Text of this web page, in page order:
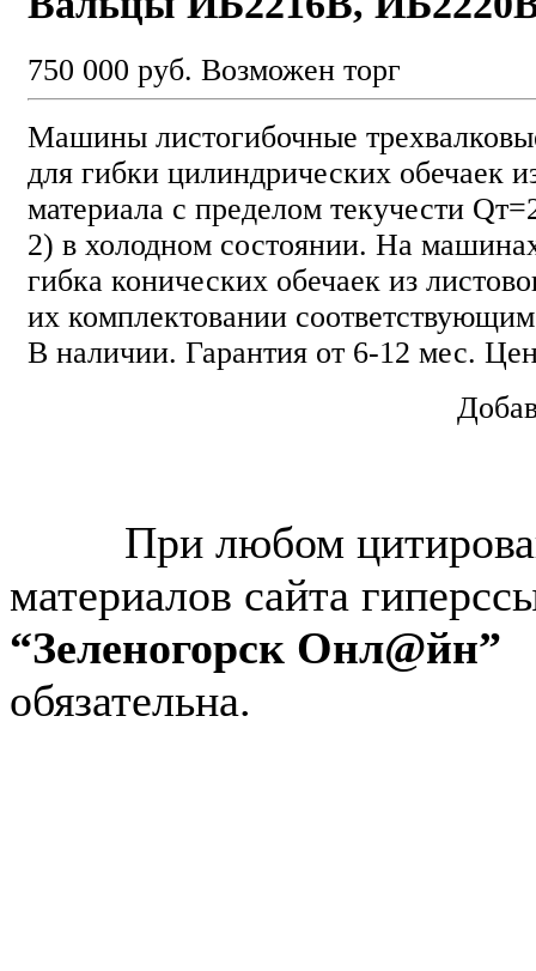
750 000 руб. Возможен торг
Машины листогибочные
для гибки цилиндрических обечаек
материала с пределом текучести
2) в холодном состоянии. На
гибка конических обечаек из
их комплектовании
В наличии. Гарантия от 6-12 мес.
При любом
материалов сайта
“Зеленогорск Онл@йн”
обязательна.